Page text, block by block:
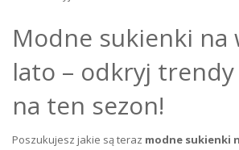
Modne sukienki na
lato – odkryj
na ten sezon!
Poszukujesz jakie są teraz modne sukienki